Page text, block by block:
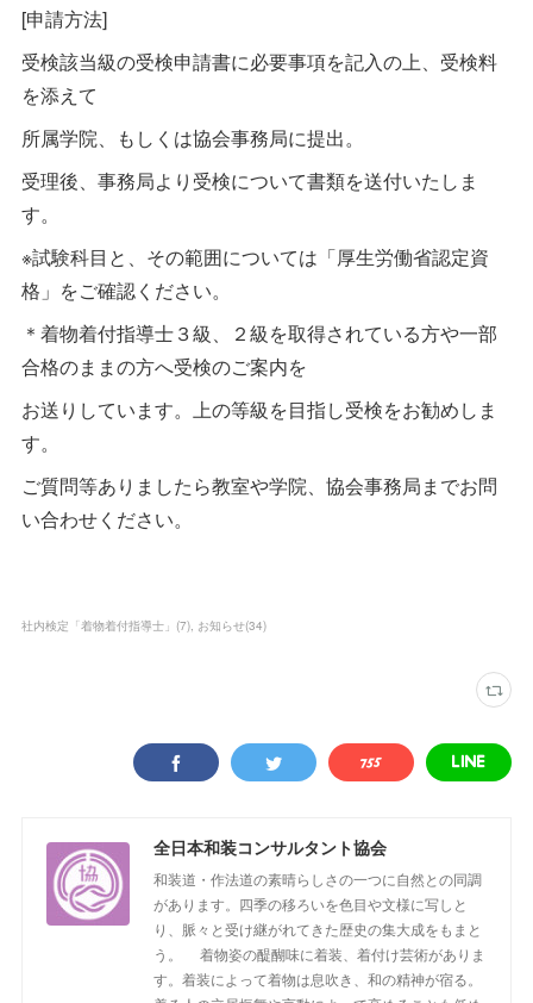
[申請方法]
受検該当級の受検申請書に必要事項を記入の上、受検料
を添えて
所属学院、もしくは協会事務局に提出。
受理後、事務局より受検について書類を送付いたしま
す。
※試験科目と、その範囲については「厚生労働省認定資
格」をご確認ください。
＊着物着付指導士３級、２級を取得されている方や一部
合格のままの方へ受検のご案内を
お送りしています。上の等級を目指し受検をお勧めしま
す。
ご質問等ありましたら教室や学院、協会事務局までお問
い合わせください。
社内検定「着物着付指導士」 (7) お知らせ(34)
全日本和装コンサルタント協会
和装道・作法道の素晴らしさの一つに自然との同調
があります。四季の移ろいを色目や文様に写しと
り、脈々と受け継がれてきた歴史の集大成をもまと
う。 着物姿の醍醐味に着装、着付け芸術がありま
す。着装によって着物は息吹き、和の精神が宿る。